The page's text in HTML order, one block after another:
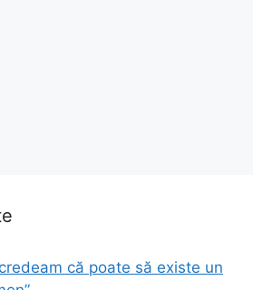
că poate să existe un